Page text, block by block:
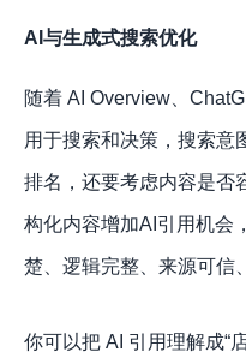
AI与生成式搜索优化
随着 AI Overview、
用于搜索和决策，搜索意
排名，还要考虑内容是否
构化内容增加AI引用机会
楚、逻辑完整、来源可信
你可以把 AI 引用理解成“